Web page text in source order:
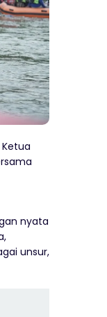
nyata
unsur,